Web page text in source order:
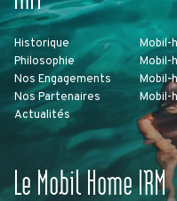
Historique
Philosophie
Nos Engagements
Nos Partenaires
Actualités
Mobil-
Mobil-
Mobil-
Mobil-
Le Mobil Home IRM